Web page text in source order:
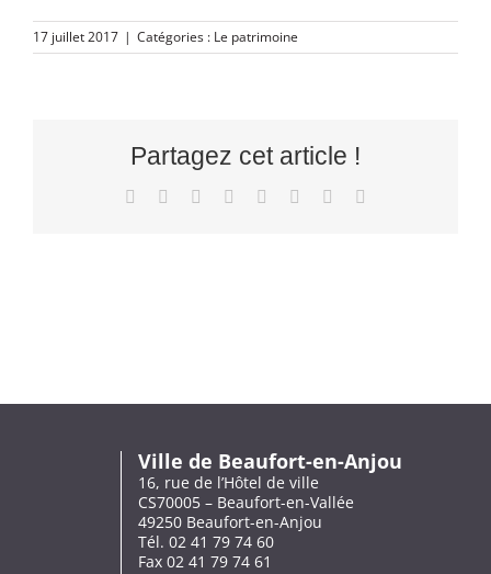
17 juillet 2017 | Catégories : Le patrimoine
Partagez cet article !
Facebook Reddit LinkedIn
TumblrPinterest
Ville de Beaufort-en-Anjou
16, rue de l’Hôtel de ville
CS70005 – Beaufort-en-Vallée
49250 Beaufort-en-Anjou
Tél. 02 41 79 74 60
Fax 02 41 79 74 61